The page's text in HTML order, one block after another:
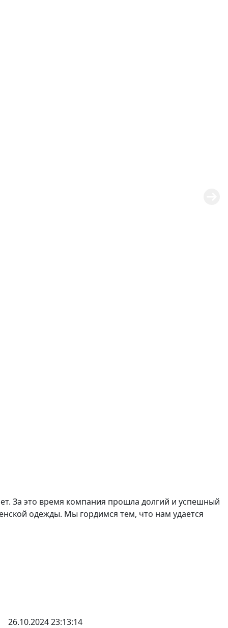
За это время компания прошла долгий и успешный
одежды. Мы гордимся тем, что нам удается
26.10.2024 23:13:14